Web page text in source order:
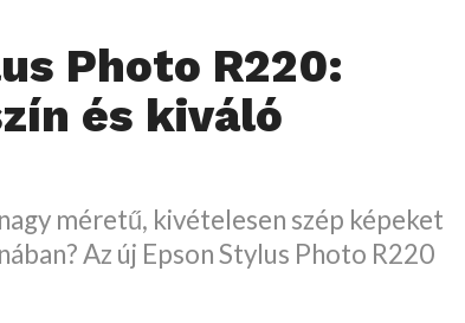
Photo R220:
és kiváló
méretű, kivételesen szép képeket
Az új Epson Stylus Photo R220